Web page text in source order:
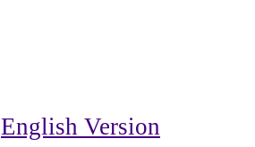
English Version